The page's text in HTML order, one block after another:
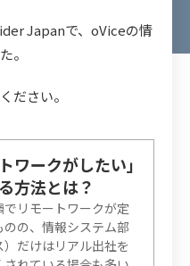
Japanで、oViceの情
。
ださい。
ワークがしたい｣
方法とは？
でリモートワークが定
のの、情報システム部
）だけはリアル出社を